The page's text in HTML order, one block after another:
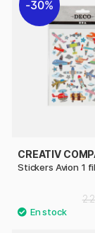
30%
CREATIV
Stickers Avion 1